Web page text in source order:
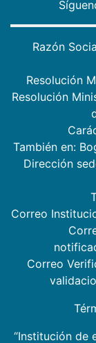
Razón
Resolución
Resolución
También en:
Dirección
Correo
Correo
“Institución de